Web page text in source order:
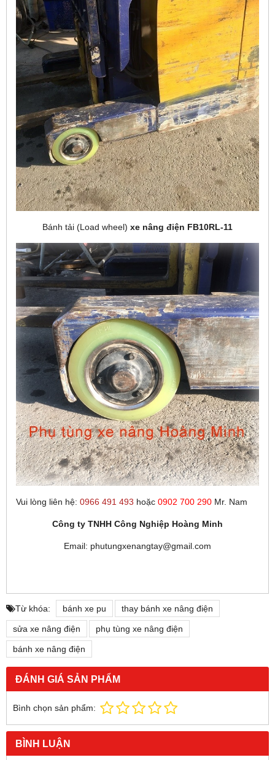
Bánh tải (Load wheel) xe nâng điện FB10RL-11
Vui lòng liên hệ: 0966 491 493 hoặc 0902 700 290 Mr. Nam
Công ty TNHH Công Nghiệp Hoàng Minh
Email: phutungxenangtay@gmail.com
Từ khóa: bánh xe pu thay bánh xe nâng điện
sửa xe nâng điện phụ tùng xe nâng điện
bánh xe nâng điện
ĐÁNH GIÁ SẢN PHẨM
Bình chọn sản phẩm:
BÌNH LUẬN